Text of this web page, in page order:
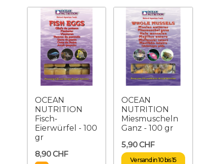
OCEAN
NUTRITION
Fisch-
Eierwürfel - 100
gr
8,90 CHF
OCEAN
NUTRITION
Miesmuscheln
Ganz - 100 gr
5,90 CHF
Versand in 10 bis 15